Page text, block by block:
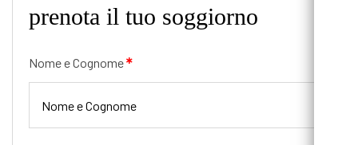
prenota il tuo soggiorno
Nome e Cognome